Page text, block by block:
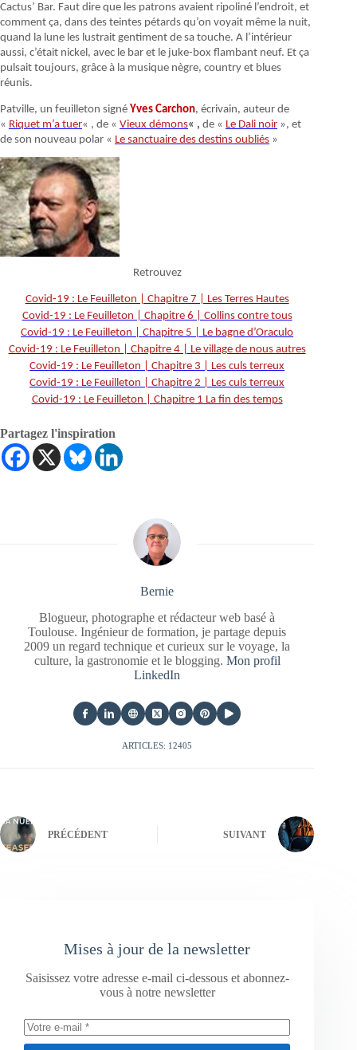
Cactus’ Bar. Faut dire que les patrons avaient ripoliné l’endroit, et
comment ça, dans des teintes pétards qu’on voyait même la nuit,
quand la lune les lustrait gentiment de sa touche. A l’intérieur
aussi, c’était nickel, avec le bar et le juke-box flambant neuf. Et ça
pulsait toujours, grâce à la musique nègre, country et blues
réunis.
Patville, un feuilleton signé Yves Carchon, écrivain, auteur de
« Riquet m’a tuer« , de « Vieux démons« , de « Le Dali noir », et
de son nouveau polar « Le sanctuaire des destins oubliés »
Retrouvez
Covid-19 : Le Feuilleton | Chapitre 7 | Les Terres Hautes
Covid-19 : Le Feuilleton | Chapitre 6 | Collins contre tous
Covid-19 : Le Feuilleton | Chapitre 5 | Le bagne d’Oraculo
Covid-19 : Le Feuilleton | Chapitre 4 | Le village de nous autres
Covid-19 : Le Feuilleton | Chapitre 3 | Les culs terreux
Covid-19 : Le Feuilleton | Chapitre 2 | Les culs terreux
Covid-19 : Le Feuilleton | Chapitre 1 La fin des temps
Partagez l'inspiration
Bernie
Blogueur, photographe et rédacteur web basé à
Toulouse. Ingénieur de formation, je partage depuis
2009 un regard technique et curieux sur le voyage, la
culture, la gastronomie et le blogging. Mon profil
LinkedIn
ARTICLES: 12405
PRÉCÉDENT SUIVANT
Mises à jour de la newsletter
Saisissez votre adresse e-mail ci-dessous et abonnez-
vous à notre newsletter